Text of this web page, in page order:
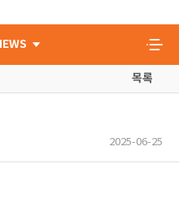
목록
2025-06-25